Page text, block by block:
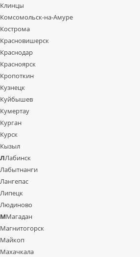
Клинцы
Комсомольск-на-Амуре
Кострома
Красновишерск
Краснодар
Красноярск
Кропоткин
Кузнецк
Куйбышев
Кумертау
Курган
Курск
Кызыл
ЛЛабинск
Лабытнанги
Лангепас
Липецк
Людиново
ММагадан
Магнитогорск
Майкоп
Махачкала